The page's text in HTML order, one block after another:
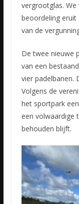
vergrootglas.
beoordeling eruit
van de
De twee nieuwe
van een
vier padelbanen.
Volgens de
het sportpark
een volwaardige
behouden blijft.